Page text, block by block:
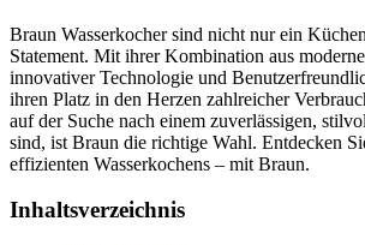
Braun Wasserkocher sind nicht nur ein
Statement. Mit ihrer Kombination aus
innovativer Technologie und
ihren Platz in den Herzen zahlreicher
auf der Suche nach einem zuverlässigen,
sind, ist Braun die richtige Wahl. Entdecken
effizienten Wasserkochens – mit Braun.
Inhaltsverzeichnis